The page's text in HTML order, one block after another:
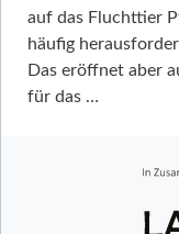
auf das Fluchttier
häufig
Das eröffnet aber
für das …